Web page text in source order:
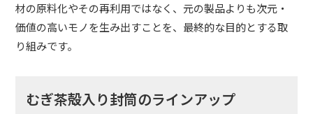
材の原料化やその再利用ではなく、元の製品よりも次元・
価値の高いモノを生み出すことを、最終的な目的とする取
り組みです。
むぎ茶殻入り封筒のラインアップ